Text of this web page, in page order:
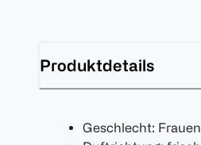
Produktdetails
Geschlecht: Frauen